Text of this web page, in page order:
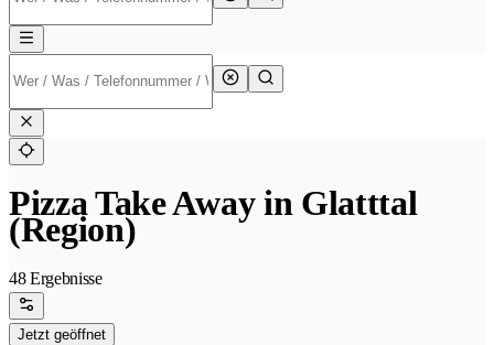
Pizza Take Away in Glatttal
(Region)
48 Ergebnisse
Jetzt geöffnet